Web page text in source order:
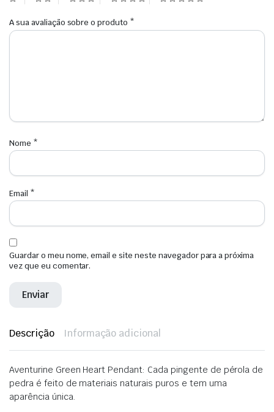
A sua avaliação sobre o produto *
Nome *
Email *
Guardar o meu nome, email e site neste navegador para a próxima
vez que eu comentar.
Descrição Informação adicional
Aventurine Green Heart Pendant: Cada pingente de pérola de
pedra é feito de materiais naturais puros e tem uma
aparência única.